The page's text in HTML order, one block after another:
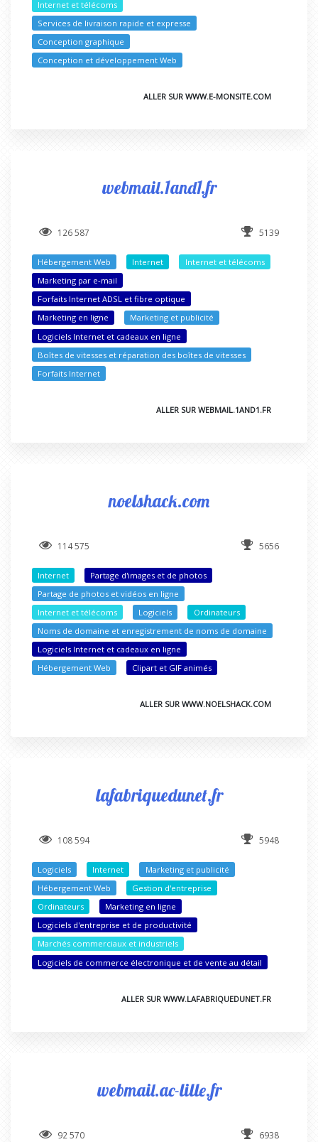
Internet et télécoms
Services de livraison rapide et expresse
Conception graphique
Conception et développement Web
ALLER SUR WWW.E-MONSITE.COM
webmail.1and1.fr
126 587 5139
Hébergement Web Internet
Internet et télécoms
Marketing par e-mail
Forfaits Internet ADSL et fibre optique
Marketing en ligne
Marketing et publicité
Logiciels Internet et cadeaux en ligne
Boîtes de vitesses et réparation des boîtes de vitesses
Forfaits Internet
ALLER SUR WEBMAIL.1AND1.FR
noelshack.com
114 575 5656
Internet
Partage d'images et de photos
Partage de photos et vidéos en ligne
Internet et télécoms
Logiciels
Ordinateurs
Noms de domaine et enregistrement de noms de domaine
Logiciels Internet et cadeaux en ligne
Hébergement Web
Clipart et GIF animés
ALLER SUR WWW.NOELSHACK.COM
lafabriquedunet.fr
108 594 5948
Logiciels Internet
Marketing et publicité
Hébergement Web
Gestion d'entreprise
Ordinateurs
Marketing en ligne
Logiciels d'entreprise et de productivité
Marchés commerciaux et industriels
Logiciels de commerce électronique et de vente au détail
ALLER SUR WWW.LAFABRIQUEDUNET.FR
webmail.ac-lille.fr
92 570 6938